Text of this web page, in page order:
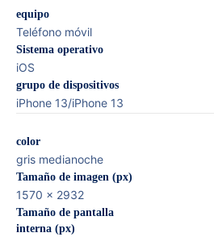
equipo
Teléfono móvil
Sistema operativo
iOS
grupo de dispositivos
iPhone 13/iPhone 13
color
gris medianoche
Tamaño de imagen (px)
1570 x 2932
Tamaño de pantalla
interna (px)